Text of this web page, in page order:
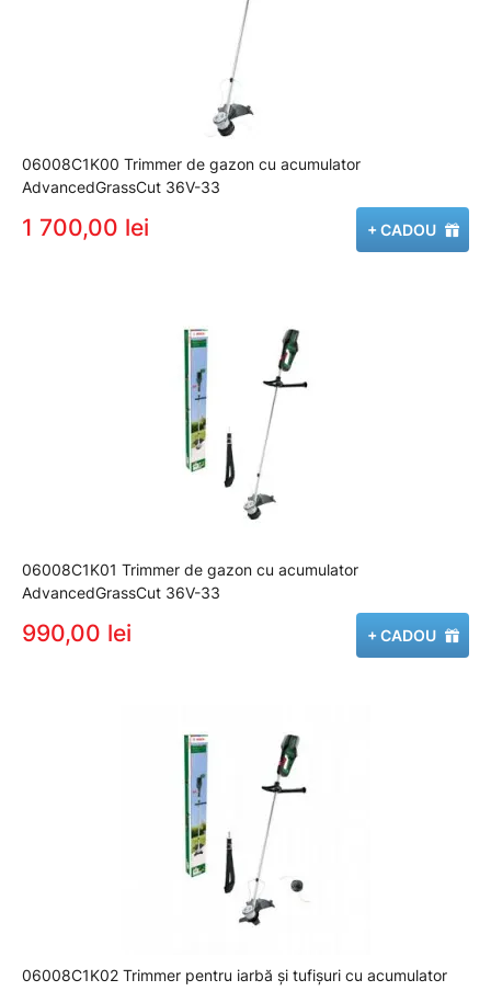
06008C1K00 Trimmer de gazon cu acumulator
AdvancedGrassCut 36V-33
1 700,00 lei + CADOU
06008C1K01 Trimmer de gazon cu acumulator
AdvancedGrassCut 36V-33
990,00 lei + CADOU
06008C1K02 Trimmer pentru iarbă şi tufişuri cu acumulator